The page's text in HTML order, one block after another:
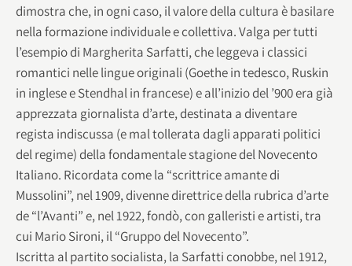
dimostra che, in ogni caso, il valore della cultura è basilare
nella formazione individuale e collettiva. Valga per tutti
l’esempio di Margherita Sarfatti, che leggeva i classici
romantici nelle lingue originali (Goethe in tedesco, Ruskin
in inglese e Stendhal in francese) e all’inizio del ’900 era già
apprezzata giornalista d’arte, destinata a diventare
regista indiscussa (e mal tollerata dagli apparati politici
del regime) della fondamentale stagione del Novecento
Italiano. Ricordata come la “scrittrice amante di
Mussolini”, nel 1909, divenne direttrice della rubrica d’arte
de “l’Avanti” e, nel 1922, fondò, con galleristi e artisti, tra
cui Mario Sironi, il “Gruppo del Novecento”.
Iscritta al partito socialista, la Sarfatti conobbe, nel 1912,